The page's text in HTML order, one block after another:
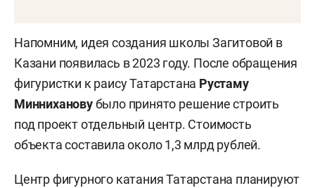
Напомним, идея создания школы Загитовой в
Казани появилась в 2023 году. После обращения
фигуристки к раису Татарстана Рустаму
Миннихановубыло принято решение строить
под проект отдельный центр. Стоимость
объекта составила около 1,3 млрд рублей.
Центр фигурного катания Татарстана планируют